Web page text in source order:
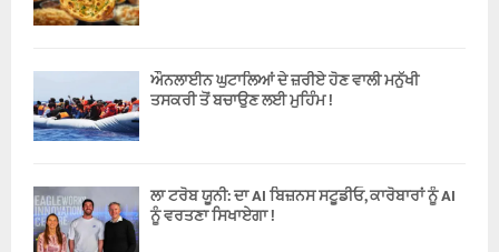
ਔਨਲਾਈਨ ਘੁਟਾਲਿਆਂ ਦੇ ਜ਼ਰੀਏ ਹੋਣ ਵਾਲੀ ਮਨੁੱਖੀ
ਤਸਕਰੀ ਤੋਂ ਬਚਾਉਣ ਲਈ ਮੁਹਿੰਮ !
ਲਾ ਟਰੋਬ ਯੂਨੀ: ਦਾ AI ਬਿਜ਼ਨਸ ਸਟੂਡੀਓ, ਕਾਰੋਬਾਰਾਂ ਨੂੰ AI
ਨੂੰ ਵਰਤਣਾ ਸਿਖਾਏਗਾ !